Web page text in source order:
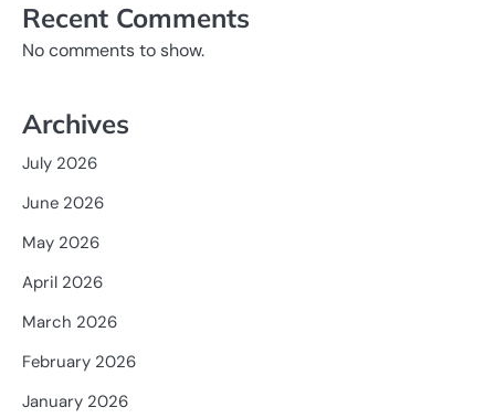
Recent Comments
No comments to show.
Archives
July 2026
June 2026
May 2026
April 2026
March 2026
February 2026
January 2026